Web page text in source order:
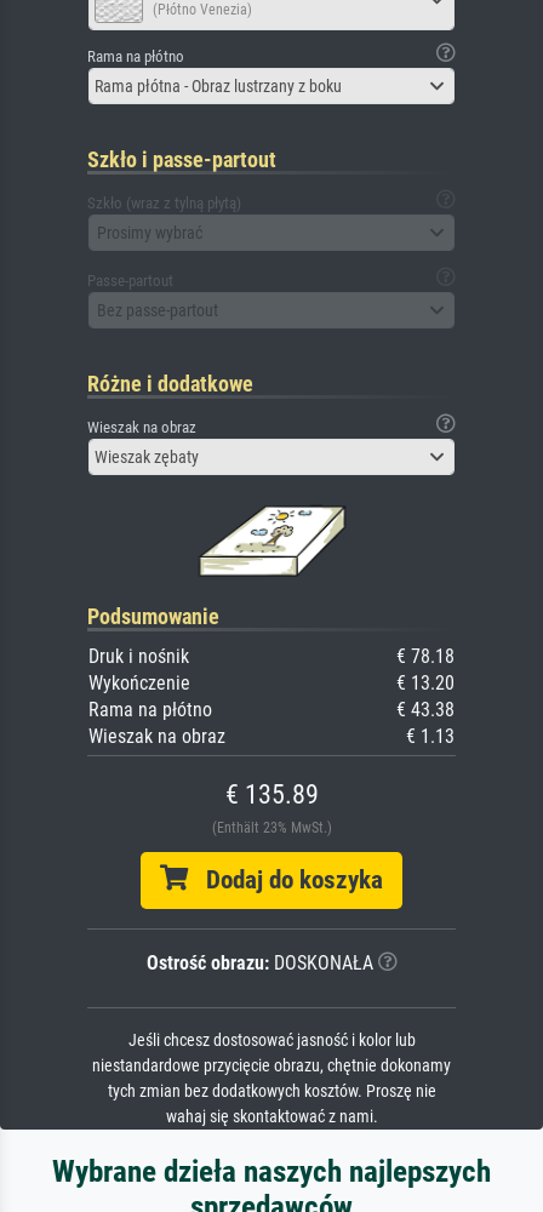
(Płótno Venezia)
Rama na płótno
Rama płótna - Obraz lustrzany z boku
Szkło i passe-partout
Szkło (wraz z tylną płytą)
Prosimy wybrać
Passe-partout
Bez passe-partout
Różne i dodatkowe
Wieszak na obraz
Wieszak zębaty
Podsumowanie
Druk i nośnik
€ 78.18
Wykończenie
€ 13.20
Rama na płótno
€ 43.38
Wieszak na obraz
€ 1.13
€ 135.89
(Enthält 23% MwSt.)
Dodaj do koszyka
Ostrość obrazu:DOSKONAŁA
Jeśli chcesz dostosować jasność i kolor lub
niestandardowe przycięcie obrazu, chętnie dokonamy
tych zmian bez dodatkowych kosztów. Proszę nie
wahaj się skontaktować z nami.
Wybrane dzieła naszych najlepszych